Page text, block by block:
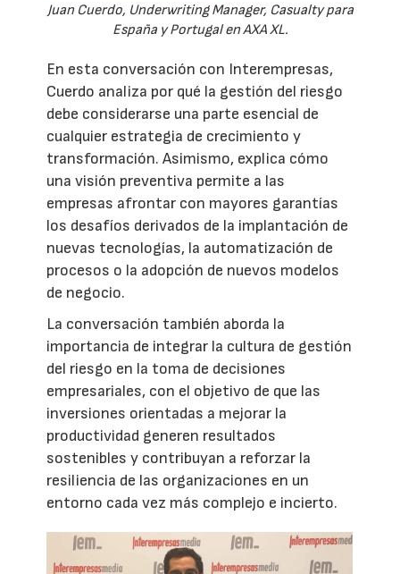
Juan Cuerdo, Underwriting Manager, Casualty para
España y Portugal en AXA XL.
En esta conversación con Interempresas,
Cuerdo analiza por qué la gestión del riesgo
debe considerarse una parte esencial de
cualquier estrategia de crecimiento y
transformación. Asimismo, explica cómo
una visión preventiva permite a las
empresas afrontar con mayores garantías
los desafíos derivados de la implantación de
nuevas tecnologías, la automatización de
procesos o la adopción de nuevos modelos
de negocio.
La conversación también aborda la
importancia de integrar la cultura de gestión
del riesgo en la toma de decisiones
empresariales, con el objetivo de que las
inversiones orientadas a mejorar la
productividad generen resultados
sostenibles y contribuyan a reforzar la
resiliencia de las organizaciones en un
entorno cada vez más complejo e incierto.